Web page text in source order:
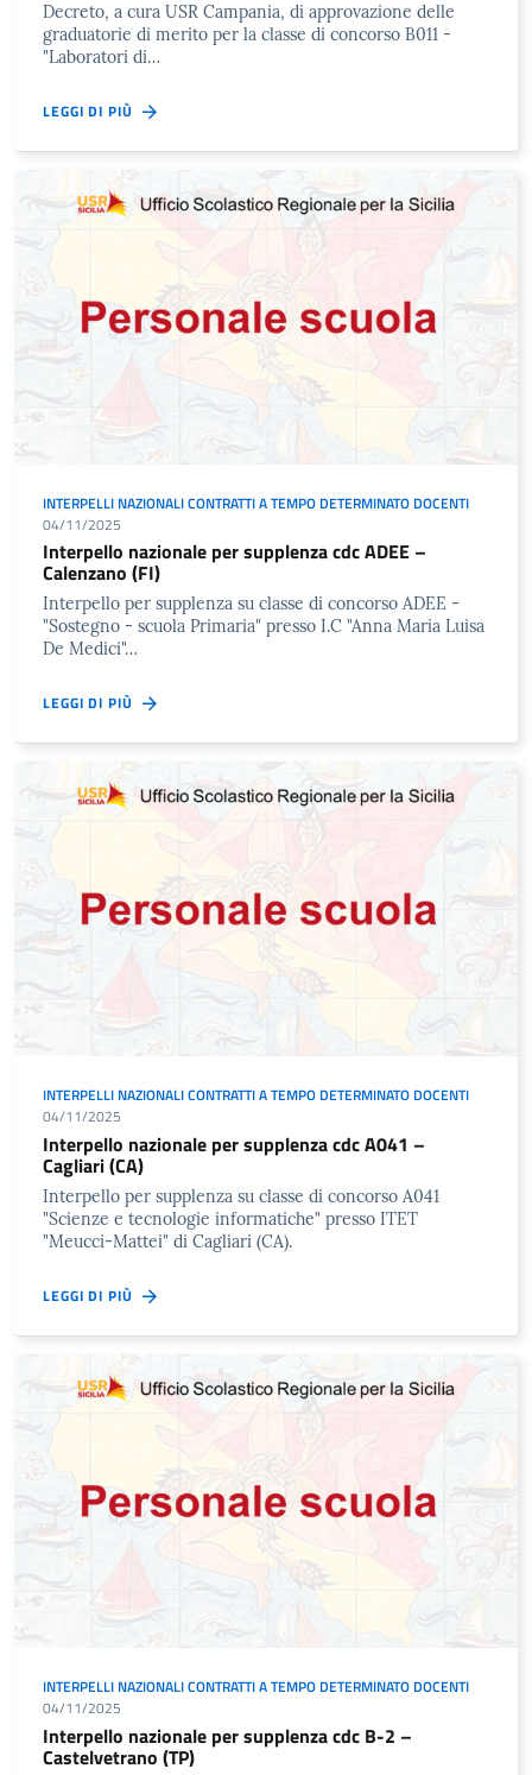
Decreto, a cura USR Campania, di approvazione delle
graduatorie di merito per la classe di concorso B011 -
"Laboratori di…
LEGGI DI PIÙ
INTERPELLI NAZIONALI CONTRATTI A TEMPO DETERMINATO DOCENTI
04/11/2025
Interpello nazionale per supplenza cdc ADEE –
Calenzano (FI)
Interpello per supplenza su classe di concorso ADEE -
"Sostegno - scuola Primaria" presso I.C "Anna Maria Luisa
De Medici"…
LEGGI DI PIÙ
INTERPELLI NAZIONALI CONTRATTI A TEMPO DETERMINATO DOCENTI
04/11/2025
Interpello nazionale per supplenza cdc A041 –
Cagliari (CA)
Interpello per supplenza su classe di concorso A041
"Scienze e tecnologie informatiche" presso ITET
"Meucci-Mattei" di Cagliari (CA).
LEGGI DI PIÙ
INTERPELLI NAZIONALI CONTRATTI A TEMPO DETERMINATO DOCENTI
04/11/2025
Interpello nazionale per supplenza cdc B-2 –
Castelvetrano (TP)